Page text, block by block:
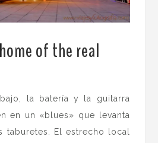
of the real
la batería y la guitarra
en un «blues» que levanta
taburetes. El estrecho local